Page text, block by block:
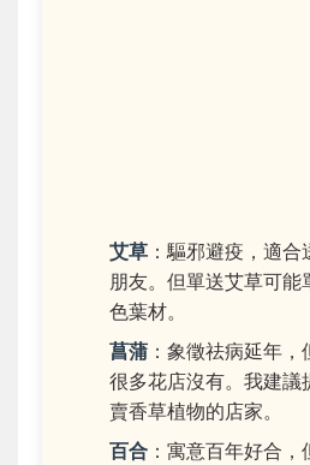
艾草 ：驅邪避疫，適
朋友。但單送艾草可
色葉材。
菖蒲 ：象徵祛病延年，
很多花店沒有。我建議
賣香草植物的店家。
百合 ：寓意百年好合